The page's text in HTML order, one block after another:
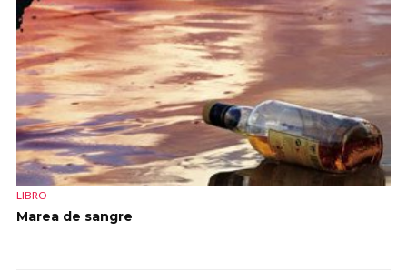
LIBRO
Marea de sangre